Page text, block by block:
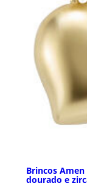
Brincos
dourado e